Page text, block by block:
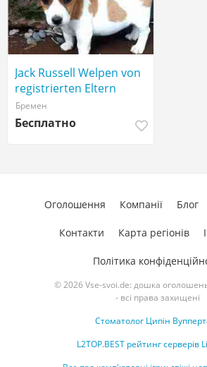
Jack Russell Welpen von
registrierten Eltern
Бремен
Бесплатно
© 2026 Vse-svoi.de: дошка
- всі права захищені
Стоматолог Ципін
L2TOP.BEST рейтинг серверів
Оголошення Компанії Блог
Контакти Карта регіонів
Політика